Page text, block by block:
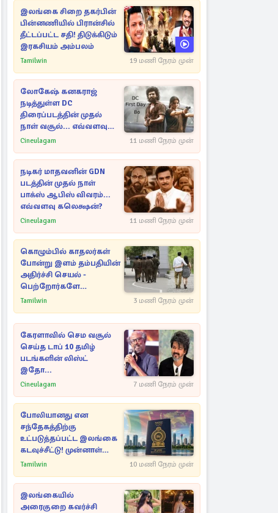
இலங்கை சிறை தகர்பின்
பின்னணியில் பிரான்சில்
தீட்டப்பட்ட சதி! திடுக்கிடும்
இரகசியம் அம்பலம்
Tamilwin 19 மணி நேரம் முன்
லோகேஷ் கனகராஜ்
நடித்துள்ள DC
திரைப்படத்தின் முதல்
நாள் வசூல்... எவ்வளவு
தெரியுமா?
Cineulagam 11 மணி நேரம் முன்
நடிகர் மாதவனின் GDN
படத்தின் முதல் நாள்
பாக்ஸ் ஆபிஸ் விவரம்...
எவ்வளவு கலெக்ஷன்?
Cineulagam 11 மணி நேரம் முன்
கொழும்பில் காதலர்கள்
போன்று இளம் தம்பதியின்
அதிர்ச்சி செயல் -
பெற்றோர்களே
எச்சரிக்கை
Tamilwin 3 மணி நேரம் முன்
கேரளாவில் செம வசூல்
செய்த டாப் 10 தமிழ்
படங்களின் லிஸ்ட்
இதோ...
Cineulagam 7 மணி நேரம் முன்
போலியானது என
சந்தேகத்திற்கு
உட்படுத்தப்பட்ட இலங்கை
கடவுச்சீட்டு! முன்னாள்
எம்.பிக்கு
சிக்கல்
Tamilwin 10 மணி நேரம் முன்
இலங்கையில்
அரைகுறை கவர்ச்சி